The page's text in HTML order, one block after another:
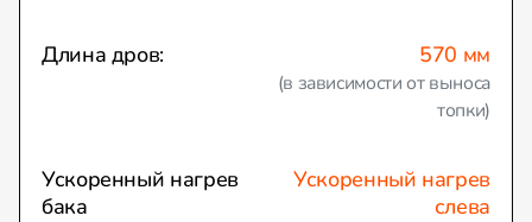
Длина дров: 570 мм
(в зависимости от выноса
топки)
Ускоренный нагрев
бака
Ускоренный нагрев
слева